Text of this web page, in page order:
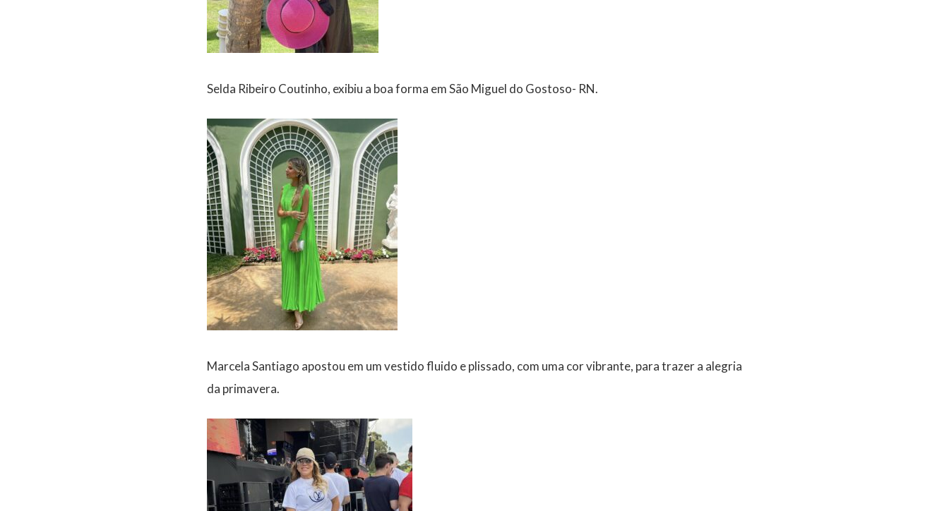
Selda Ribeiro Coutinho, exibiu a boa forma em São Miguel do Gostoso- RN.
Marcela Santiago apostou em um vestido fluido e plissado, com uma cor vibrante, para trazer a alegria
da primavera.